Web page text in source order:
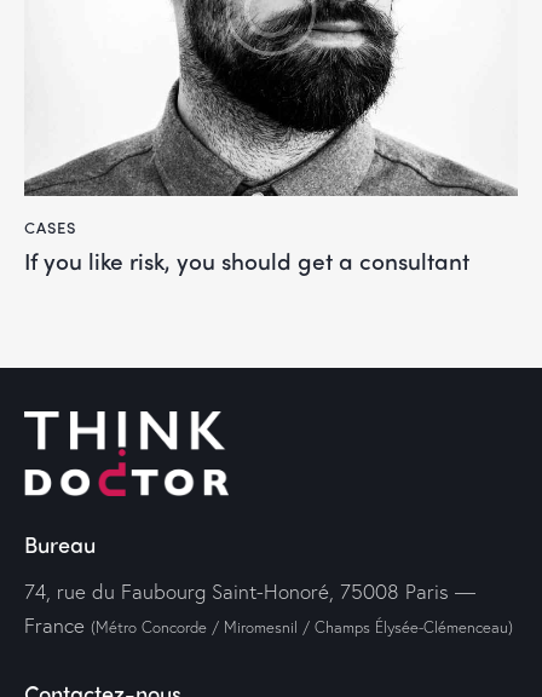
CASES
If you like risk, you should get a consultant
Bureau
74, rue du Faubourg Saint-Honoré, 75008 Paris —
France (Métro Concorde / Miromesnil / Champs Élysée-Clémenceau)